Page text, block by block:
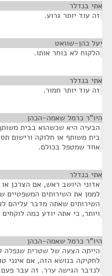
אתי בנדלר
זה עוד יותר גרוע.
יעל כהן-שוואט
הלקוח לא בוחר אותו.
אתי בנדלר
זה עוד יותר חמור.
היו"ר כרמל שאמה-הכהן
הבעיה היא שכשהוא בבית
בית משותף או חלוקה ורישום
אחד שמטפל בכולם.
אתי בנדלר
אדוני היושב ראש, אם הצרכן
לממן את השירותים המשפטיים
ויותר, כי אתה יודע כמה לוקחים
היו"ר כרמל שאמה-הכהן
הייתה הצעה של שטרית שנפלה
לחקיקה בנושא הזה, אם אינני
לנדבר הגישה ערר. זה עבר